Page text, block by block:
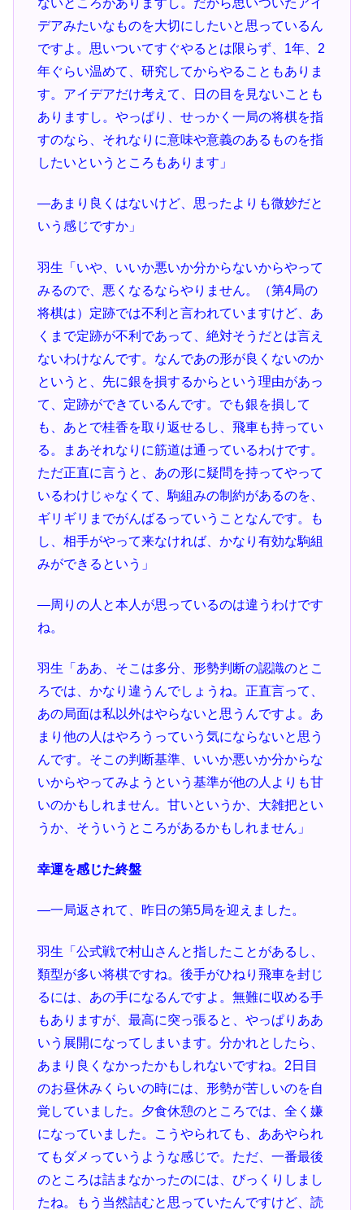
デアみたいなものを大切にしたいと思っているん
ですよ。思いついてすぐやるとは限らず、1年、2
年ぐらい温めて、研究してからやることもありま
す。アイデアだけ考えて、日の目を見ないことも
ありますし。やっぱり、せっかく一局の将棋を指
すのなら、それなりに意味や意義のあるものを指
したいというところもあります」
―あまり良くはないけど、思ったよりも微妙だと
いう感じですか」
羽生「いや、いいか悪いか分からないからやって
みるので、悪くなるならやりません。（第4局の
将棋は）定跡では不利と言われていますけど、あ
くまで定跡が不利であって、絶対そうだとは言え
ないわけなんです。なんであの形が良くないのか
というと、先に銀を損するからという理由があっ
て、定跡ができているんです。でも銀を損して
も、あとで桂香を取り返せるし、飛車も持ってい
る。まあそれなりに筋道は通っているわけです。
ただ正直に言うと、あの形に疑問を持ってやって
いるわけじゃなくて、駒組みの制約があるのを、
ギリギリまでがんばるっていうことなんです。も
し、相手がやって来なければ、かなり有効な駒組
みができるという」
―周りの人と本人が思っているのは違うわけです
ね。
羽生「ああ、そこは多分、形勢判断の認識のとこ
ろでは、かなり違うんでしょうね。正直言って、
あの局面は私以外はやらないと思うんですよ。あ
まり他の人はやろうっていう気にならないと思う
んです。そこの判断基準、いいか悪いか分からな
いからやってみようという基準が他の人よりも甘
いのかもしれません。甘いというか、大雑把とい
うか、そういうところがあるかもしれません」
幸運を感じた終盤
―一局返されて、昨日の第5局を迎えました。
羽生「公式戦で村山さんと指したことがあるし、
類型が多い将棋ですね。後手がひねり飛車を封じ
るには、あの手になるんですよ。無難に収める手
もありますが、最高に突っ張ると、やっぱりああ
いう展開になってしまいます。分かれとしたら、
あまり良くなかったかもしれないですね。2日目
のお昼休みくらいの時には、形勢が苦しいのを自
覚していました。夕食休憩のところでは、全く嫌
になっていました。こうやられても、ああやられ
てもダメっていうような感じで。ただ、一番最後
のところは詰まなかったのには、びっくりしまし
たね。もう当然詰むと思っていたんですけど、読